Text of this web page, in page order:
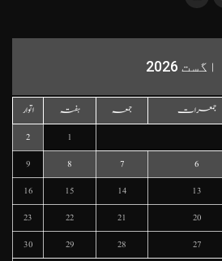
اگست 2026
جمعرات جمعہ ہفتہ
اتوار
1
2
6
7
8
9
13
14
15
16
20
21
22
23
27
28
29
30